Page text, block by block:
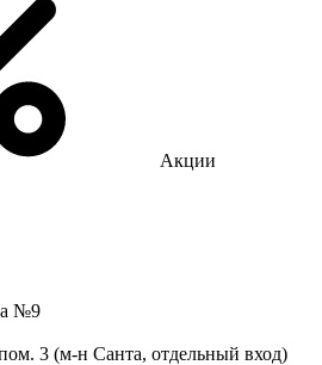
Акции
№9
3 (м-н Санта, отдельный вход)